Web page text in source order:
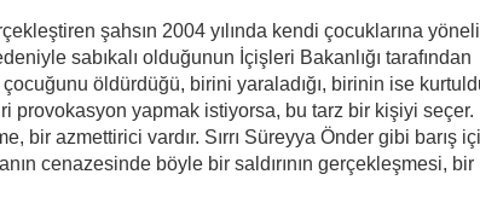
şahsın 2004 yılında kendi çocuklarına
sabıkalı olduğunun İçişleri Bakanlığı tarafından
öldürdüğü, birini yaraladığı, birinin ise
provokasyon yapmak istiyorsa, bu tarz bir kişiyi seçer.
bir azmettirici vardır. Sırrı Süreyya Önder gibi barış
cenazesinde böyle bir saldırının gerçekleşmesi, bir